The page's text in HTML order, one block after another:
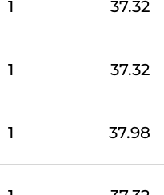
1 37.32
1 37.32
1 37.98